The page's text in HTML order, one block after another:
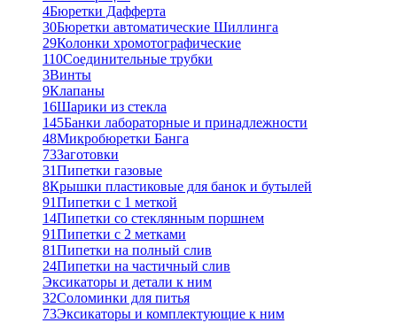
4Бюретки Дафферта
30Бюретки автоматические Шиллинга
29Колонки хромотографические
110Соединительные трубки
3Винты
9Клапаны
16Шарики из стекла
145Банки лабораторные и принадлежности
48Микробюретки Банга
73Заготовки
31Пипетки газовые
8Крышки пластиковые для банок и бутылей
91Пипетки с 1 меткой
14Пипетки со стеклянным поршнем
91Пипетки с 2 метками
81Пипетки на полный слив
24Пипетки на частичный слив
Эксикаторы и детали к ним
32Соломинки для питья
73Эксикаторы и комплектующие к ним